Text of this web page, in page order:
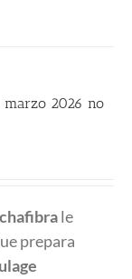
marzo 2026 no
le
prepara